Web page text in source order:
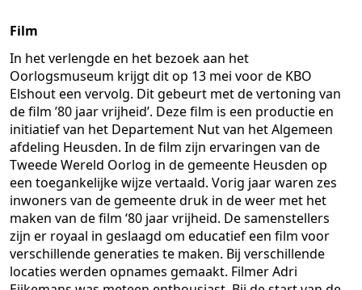
Film
In het verlengde en het bezoek aan het
Oorlogsmuseum krijgt dit op 13 mei voor de KBO
Elshout een vervolg. Dit gebeurt met de vertoning van
de film ’80 jaar vrijheid’. Deze film is een productie en
initiatief van het Departement Nut van het Algemeen
afdeling Heusden. In de film zijn ervaringen van de
Tweede Wereld Oorlog in de gemeente Heusden op
een toegankelijke wijze vertaald. Vorig jaar waren zes
inwoners van de gemeente druk in de weer met het
maken van de film ‘80 jaar vrijheid. De samenstellers
zijn er royaal in geslaagd om educatief een film voor
verschillende generaties te maken. Bij verschillende
locaties werden opnames gemaakt. Filmer Adri